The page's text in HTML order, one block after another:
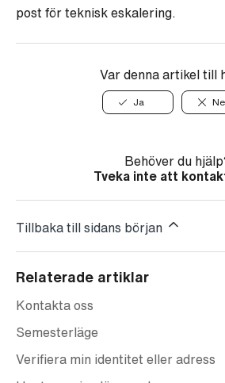
post för teknisk eskalering.
Var denna artikel till
Ja
Behöver du
Tveka inte att
Tillbaka till sidans början
Relaterade artiklar
Kontakta oss
Semesterläge
Verifiera min identitet eller adress